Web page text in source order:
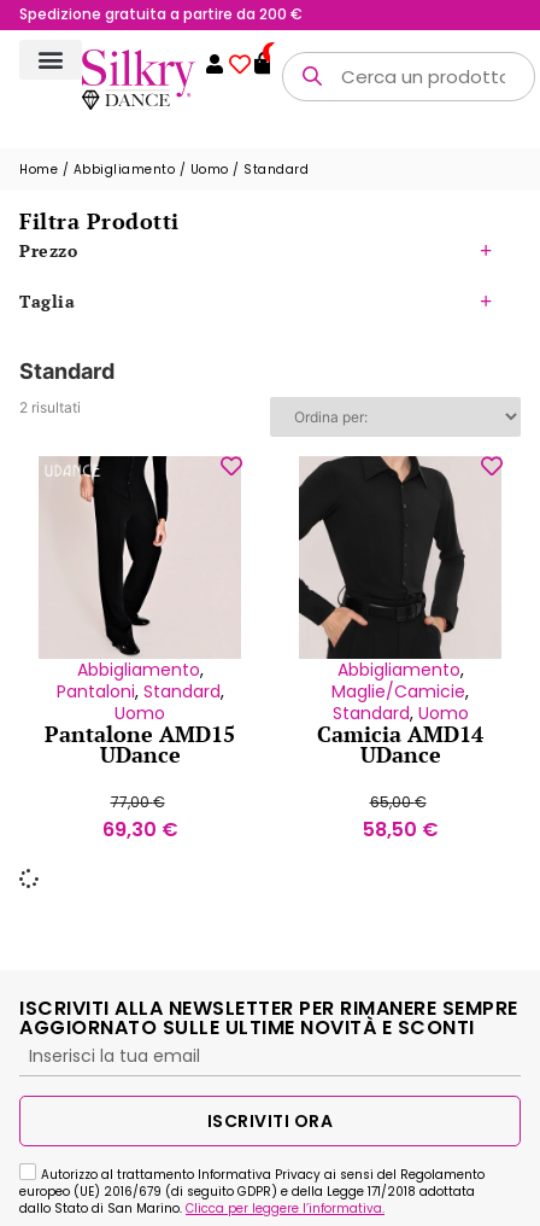
Spedizione gratuita a partire da 200 €
Possibilità di reso fino a 15 giorni
0
Home / Abbigliamento / Uomo / Standard
Filtra Prodotti
Prezzo
Taglia
Standard
2 risultati
Abbigliamento,
Pantaloni, Standard,
Uomo
Pantalone AMD15
UDance
77,00€
69,30 €
Abbigliamento,
Maglie/Camicie,
Standard, Uomo
Camicia AMD14
UDance
65,00€
58,50 €
ISCRIVITI ALLA NEWSLETTER PER RIMANERE SEMPRE
AGGIORNATO SULLE ULTIME NOVITÀ E SCONTI
Autorizzo al trattamento Informativa Privacy ai sensi del Regolamento
europeo (UE) 2016/679 (di seguito GDPR) e della Legge 171/2018 adottata
dallo Stato di San Marino. Clicca per leggere l’informativa.
ISCRIVITI ORA